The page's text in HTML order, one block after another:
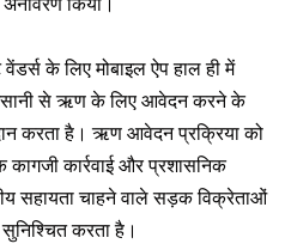
के लिए मोबाइल ऐप हाल ही में
आसानी से ऋण के लिए आवेदन करने के
करता है। ऋण आवेदन प्रक्रिया को
कार्रवाई और प्रशासनिक
सहायता चाहने वाले सड़क विक्रेताओं
करता है।